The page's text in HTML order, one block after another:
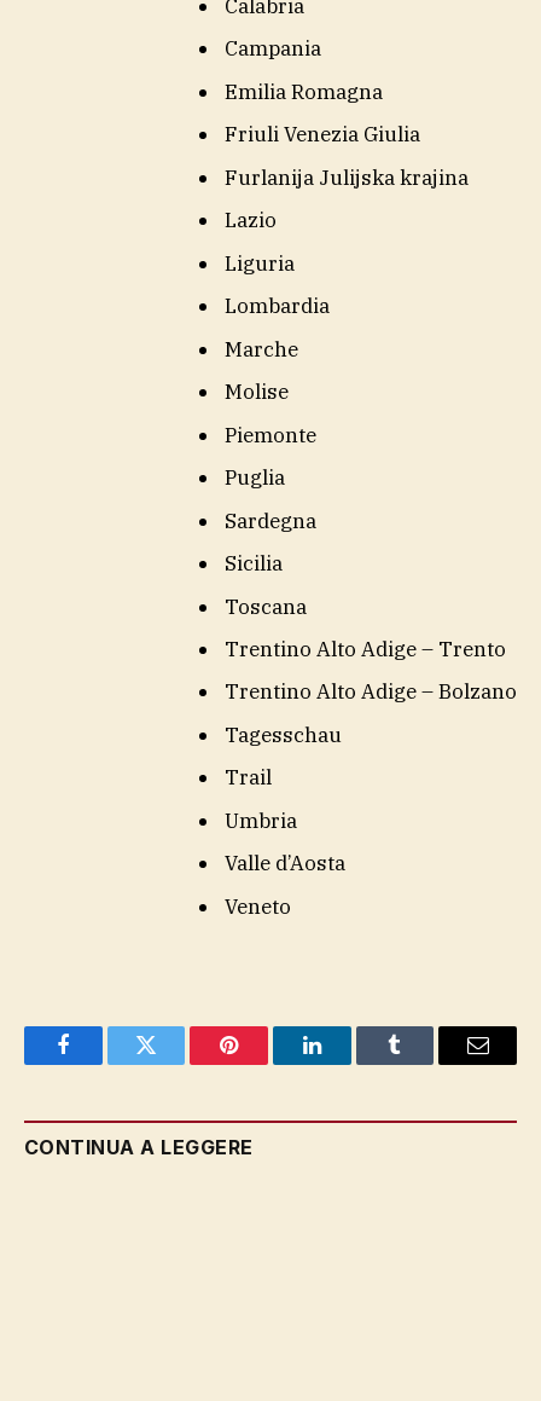
Calabria
Campania
Emilia Romagna
Friuli Venezia Giulia
Furlanija Julijska krajina
Lazio
Liguria
Lombardia
Marche
Molise
Piemonte
Puglia
Sardegna
Sicilia
Toscana
Trentino Alto Adige – Trento
Trentino Alto Adige – Bolzano
Tagesschau
Trail
Umbria
Valle d’Aosta
Veneto
FacebookTwitter Pinterest LinkedInTumblr Email
CONTINUA A LEGGERE